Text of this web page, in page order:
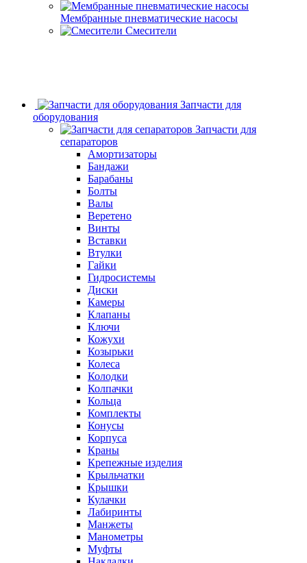
Мембранные пневматические насосы
Смесители
Запчасти для
оборудования
Запчасти для
сепараторов
Амортизаторы
Бандажи
Барабаны
Болты
Валы
Веретено
Винты
Вставки
Втулки
Гайки
Гидросистемы
Диски
Камеры
Клапаны
Ключи
Кожухи
Козырьки
Колеса
Колодки
Колпачки
Кольца
Комплекты
Конусы
Корпуса
Краны
Крепежные изделия
Крыльчатки
Крышки
Кулачки
Лабиринты
Манжеты
Манометры
Муфты